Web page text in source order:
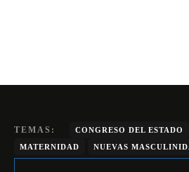
TEMAS: CONGRESO DEL ESTADO
MATERNIDAD
NUEVAS